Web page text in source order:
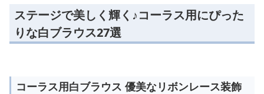
ステージで美しく輝く♪コーラス用にぴった
りな白ブラウス27選
コーラス用白ブラウス 優美なリボンレース装飾